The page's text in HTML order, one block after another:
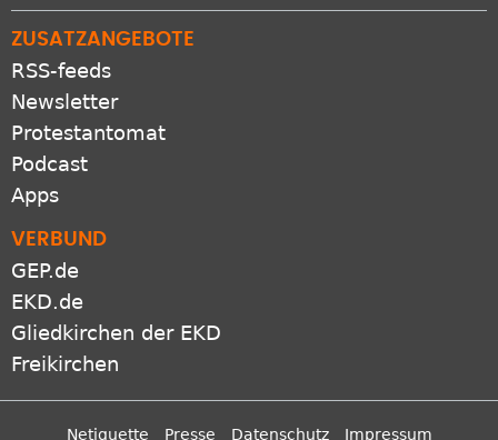
ZUSATZANGEBOTE
RSS-feeds
Newsletter
Protestantomat
Podcast
Apps
VERBUND
GEP.de
EKD.de
Gliedkirchen der EKD
Freikirchen
Netiquette Presse Datenschutz Impressum